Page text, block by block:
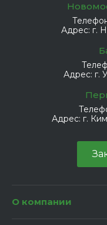
Адрес: г.
Адрес: г.
Адрес: г.
О компании